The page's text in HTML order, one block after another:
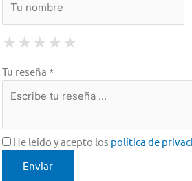
★ 1 Star
★ ★ 2 Stars
★ ★ ★ 3 Stars
★ ★ ★ ★ 4 Stars
★ ★ ★ ★ ★
Tu reseña *
He leído y acepto los política de